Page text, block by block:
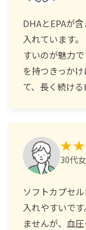
DHAとEPAが
入れています
すいのが魅力
を持つきっか
て、長く続ける
30代
ソフトカプセ
入れやすいで
ませんが、血